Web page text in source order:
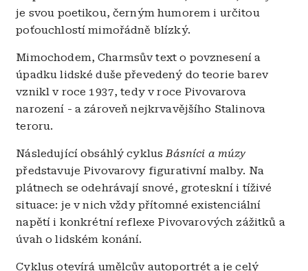
je svou poetikou, černým humorem i určitou
poťouchlostí mimořádně blízký.
Mimochodem, Charmsův text o povznesení a
úpadku lidské duše převedený do teorie barev
vznikl v roce 1937, tedy v roce Pivovarova
narození - a zároveň nejkrvavějšího Stalinova
teroru.
Následující obsáhlý cyklusBásníci a múzy
představuje Pivovarovy figurativní malby. Na
plátnech se odehrávají snové, groteskní i tíživé
situace: je v nich vždy přítomné existenciální
napětí i konkrétní reflexe Pivovarových zážitků a
úvah o lidském konání.
Cyklus otevírá umělcův autoportrét a je celý